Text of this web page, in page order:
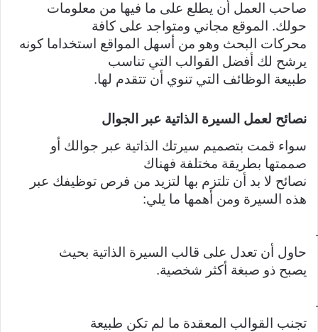
صاحب العمل أن يطلع على ما فيها من معلومات
حولك. الموقع مجاني ومتواجد على كافة
محركات البحث وهو من أسهل المواقع استخداما كونه
يرشح لك أفضل القوالب التي تناسب
طبيعة الوظائف التي تنوي أن تتقدم لها.
نصائح لعمل السيرة الذاتية عبر الجوال
سواء قمت بتصميم سيرتك الذاتية عبر جوالك أو
صممتها بطريقة مختلفة فهناك
نصائح لا بد أن تلتزم بها لتزيد من فرص توظيفك عبر
هذه السيرة ومن أهمها ما يلي:
حاول أن تعدل على قالب السيرة الذاتية بحيث
يصبح ذو صبغة أكثر شخصية.
تجنب القوالب المعقدة ما لم تكن طبيعة